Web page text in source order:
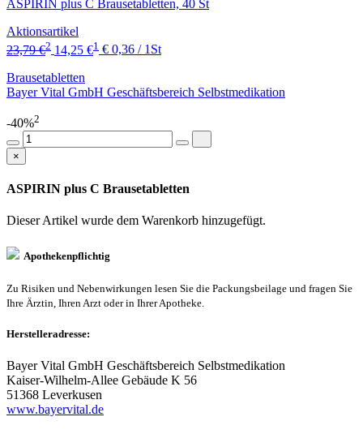
ASPIRIN plus C Brausetabletten, 40 St
Aktionsartikel
23,79 €2 14,25 €1 € 0,36 / 1St
Brausetabletten
Bayer Vital GmbH Geschäftsbereich Selbstmedikation
-40%2
×
ASPIRIN plus C Brausetabletten
Dieser Artikel wurde dem Warenkorb hinzugefügt.
Apothekenpflichtig
Zu Risiken und Nebenwirkungen lesen Sie die Packungsbeilage und fragen Sie
Ihre Ärztin, Ihren Arzt oder in Ihrer Apotheke.
Herstelleradresse:
Bayer Vital GmbH Geschäftsbereich Selbstmedikation
Kaiser-Wilhelm-Allee Gebäude K 56
51368 Leverkusen
www.bayervital.de